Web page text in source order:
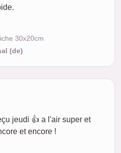
30x20cm
(de)
jeudi 👍 a l'air super et
et encore !